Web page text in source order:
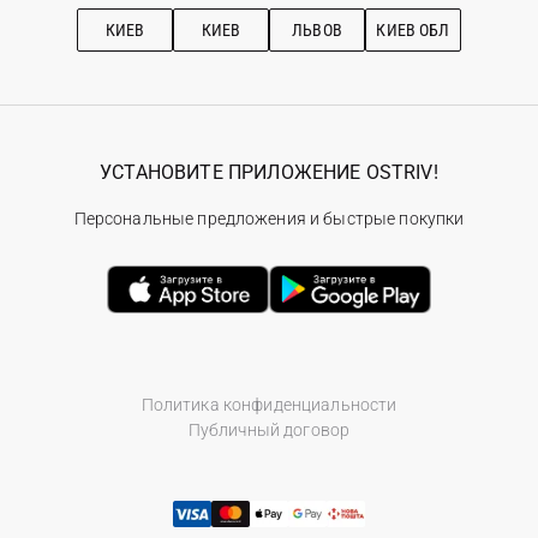
Рекомендации по уходу
КИЕВ КИЕВ ЛЬВОВ КИЕВ ОБЛ
Политика конфиденциальности
Публичный договор
УСТАНОВИТЕ ПРИЛОЖЕНИЕ OSTRIV!
Персональные предложения и быстрые покупки